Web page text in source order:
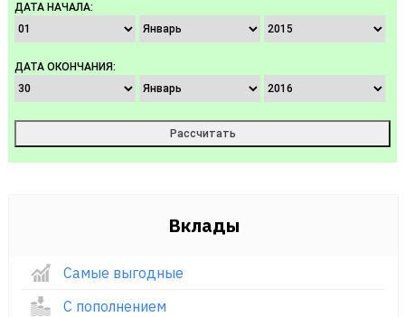
ДАТА НАЧАЛА:
ДАТА ОКОНЧАНИЯ:
Вклады
Самые выгодные
С пополнением